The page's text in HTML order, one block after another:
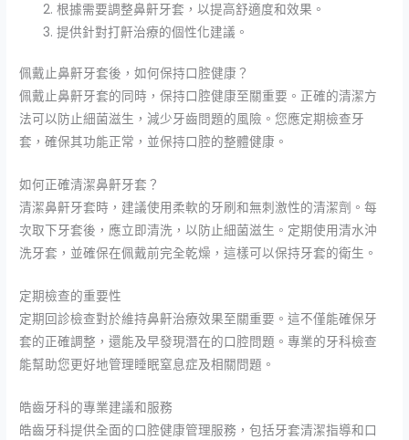
根據需要調整鼻鼾牙套，以提高舒適度和效果。
提供針對打鼾治療的個性化建議。
佩戴止鼻鼾牙套後，如何保持口腔健康？
佩戴止鼻鼾牙套的同時，保持口腔健康至關重要。正確的清潔方
法可以防止細菌滋生，減少牙齒問題的風險。您應定期檢查牙
套，確保其功能正常，並保持口腔的整體健康。
如何正確清潔鼻鼾牙套？
清潔鼻鼾牙套時，建議使用柔軟的牙刷和無刺激性的清潔劑。每
次取下牙套後，應立即清洗，以防止細菌滋生。定期使用清水沖
洗牙套，並確保在佩戴前完全乾燥，這樣可以保持牙套的衛生。
定期檢查的重要性
定期回診檢查對於維持鼻鼾治療效果至關重要。這不僅能確保牙
套的正確調整，還能及早發現潛在的口腔問題。專業的牙科檢查
能幫助您更好地管理睡眠窒息症及相關問題。
皓齒牙科的專業建議和服務
皓齒牙科提供全面的口腔健康管理服務，包括牙套清潔指導和口